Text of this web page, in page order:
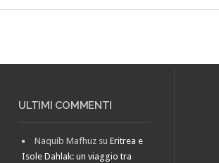
ULTIMI COMMENTI
Naquib Mafhuz suEritrea e
Isole Dahlak: un viaggio tra